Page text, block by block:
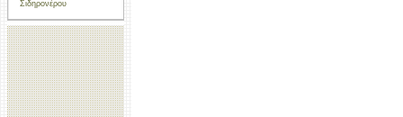
Σιδηρονέρου